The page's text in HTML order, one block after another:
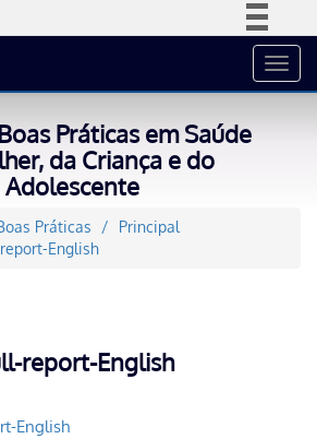
Acesso à informação
Canais
Práticas em Saúde
da Criança e do
Adolescente
Práticas
Principal
English
report-English
English